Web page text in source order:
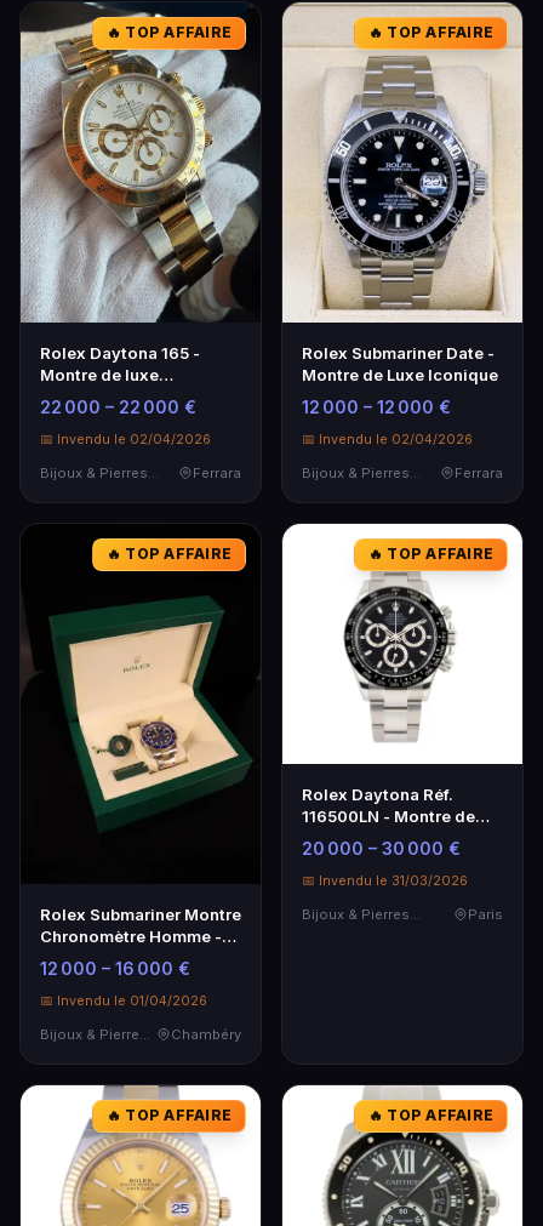
🔥 TOP AFFAIRE
Rolex Daytona 165 -
Montre de luxe
emblématique
22 000 – 22 000 €
📅 Invendu le 02/04/2026
Bijoux & Pierres Précieuses
Ferrara
🔥 TOP AFFAIRE
Rolex Submariner Date -
Montre de Luxe Iconique
12 000 – 12 000 €
📅 Invendu le 02/04/2026
Bijoux & Pierres Précieuses
Ferrara
🔥 TOP AFFAIRE
Rolex Submariner Montre
Chronomètre Homme -
Élégance et Précision
12 000 – 16 000 €
📅 Invendu le 01/04/2026
Chambéry
🔥 TOP AFFAIRE
Rolex Daytona Réf.
116500LN - Montre de
luxe en acier inoxydable
20 000 – 30 000 €
📅 Invendu le 31/03/2026
Bijoux & Pierres Précieuses
Paris
🔥 TOP AFFAIRE 🔥 TOP AFFAIRE